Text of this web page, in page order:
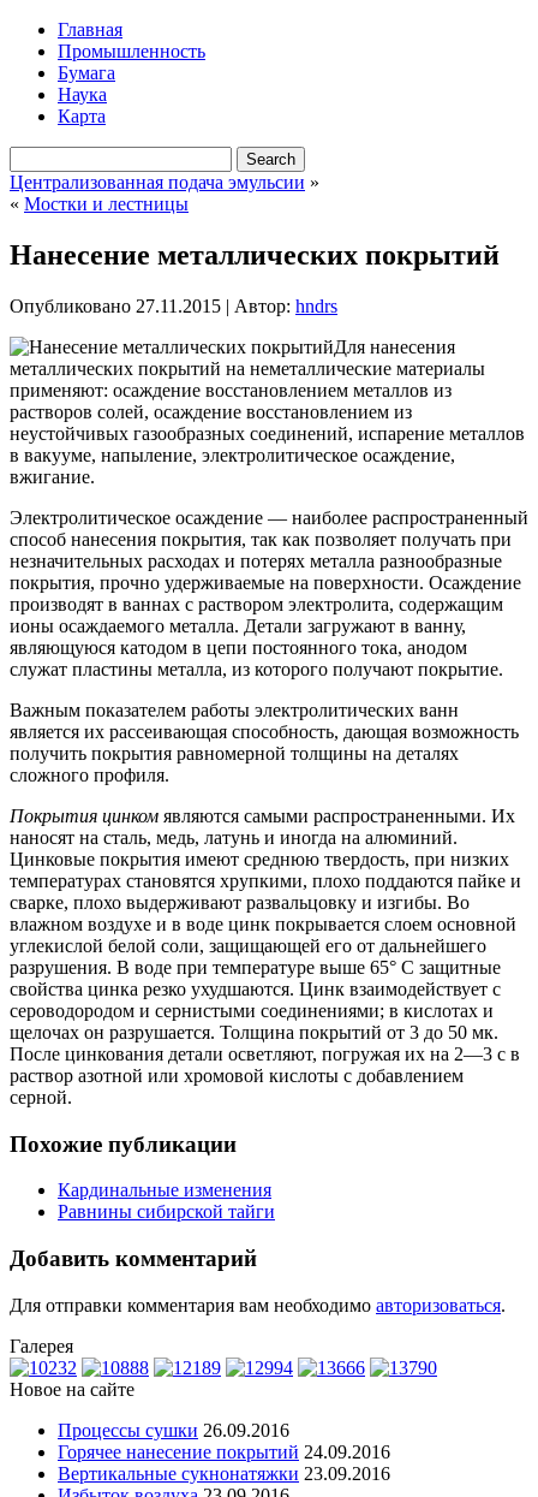
Главная
Промышленность
Бумага
Наука
Карта
Централизованная подача эмульсии »
« Мостки и лестницы
Нанесение металлических покрытий
Опубликовано 27.11.2015 | Автор: hndrs
Для нанесения
металлических покрытий на неметаллические материалы
применяют: осаждение восстановлением металлов из
растворов солей, осаждение восстановлением из
неустойчивых газообразных соединений, испарение металлов
в вакууме, напыление, электролитическое осаждение,
вжигание.
Электролитическое осаждение — наиболее распространенный
способ нанесения покрытия, так как позволяет получать при
незначительных расходах и потерях металла разнообразные
покрытия, прочно удерживаемые на поверхности. Осаждение
производят в ваннах с раствором электролита, содержащим
ионы осаждаемого металла. Детали загружают в ванну,
являющуюся катодом в цепи постоянного тока, анодом
служат пластины металла, из которого получают покрытие.
Важным показателем работы электролитических ванн
является их рассеивающая способность, дающая возможность
получить покрытия равномерной толщины на деталях
сложного профиля.
Покрытия цинком являются самыми распространенными. Их
наносят на сталь, медь, латунь и иногда на алюминий.
Цинковые покрытия имеют среднюю твердость, при низких
температурах становятся хрупкими, плохо поддаются пайке и
сварке, плохо выдерживают развальцовку и изгибы. Во
влажном воздухе и в воде цинк покрывается слоем основной
углекислой белой соли, защищающей его от дальнейшего
разрушения. В воде при температуре выше 65° С защитные
свойства цинка резко ухудшаются. Цинк взаимодействует с
сероводородом и сернистыми соединениями; в кислотах и
щелочах он разрушается. Толщина покрытий от 3 до 50 мк.
После цинкования детали осветляют, погружая их на 2—3 с в
раствор азотной или хромовой кислоты с добавлением
серной.
Похожие публикации
Кардинальные изменения
Равнины сибирской тайги
Добавить комментарий
Для отправки комментария вам необходимо авторизоваться.
Галерея
Новое на сайте
Процессы сушки 26.09.2016
Горячее нанесение покрытий 24.09.2016
Вертикальные сукнонатяжки 23.09.2016